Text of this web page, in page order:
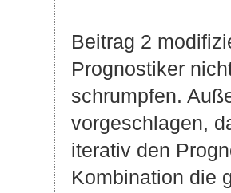
Beitrag 2
Prognostiker
schrumpfen.
vorgeschlagen,
iterativ den
Kombination die